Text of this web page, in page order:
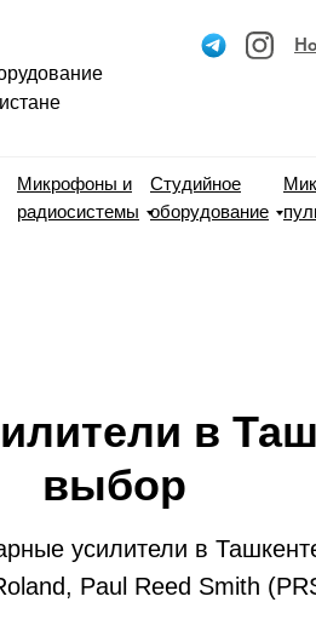
Студийное
оборудование
Микрофоны и
радиосистемы
в
выбор
усилители в
Paul Reed Smith